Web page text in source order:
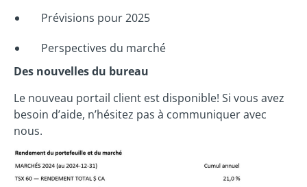
Prévisions pour 2025
Perspectives du marché
Des nouvelles du bureau
Le nouveau portail client est disponible! Si vous avez
besoin d’aide, n’hésitez pas à communiquer avec
nous.